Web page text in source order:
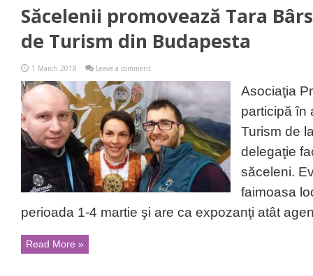
Săcelenii promovează Tara
de Turism din Budapesta
1 March 2018 Leave a comment
Asociaţia
participă în
Turism de
delegaţie
săceleni.
faimoasa
perioada 1-4 martie şi are ca expozanţi atât
Read More »